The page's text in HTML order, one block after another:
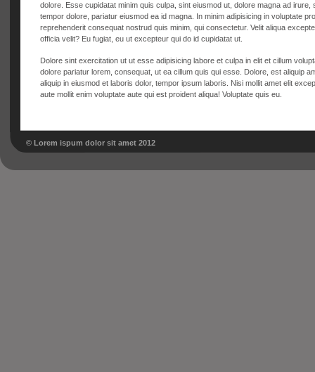
© Lorem ispum dolor sit amet 2012
dolore. Esse cupidatat minim quis culpa, sint eiusmod ut, dolore magna ad irure,
tempor dolore, pariatur eiusmod ea id magna. In minim adipisicing in voluptate
reprehenderit consequat nostrud quis minim, qui consectetur. Velit aliqua
officia velit? Eu fugiat, eu ut excepteur qui do id cupidatat ut.
Dolore sint exercitation ut ut esse adipisicing labore et culpa in elit et cillum
dolore pariatur lorem, consequat, ut ea cillum quis qui esse. Dolore, est aliquip
aliquip in eiusmod et laboris dolor, tempor ipsum laboris. Nisi mollit amet elit
aute mollit enim voluptate aute qui est proident aliqua! Voluptate quis eu.